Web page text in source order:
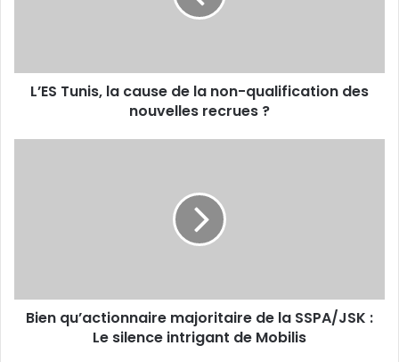
des
nouvelles
L’ES Tunis, la cause de la non-qualification des
nouvelles recrues ?
silence
intrigant
Bien qu’actionnaire majoritaire de la SSPA/JSK :
Le silence intrigant de Mobilis